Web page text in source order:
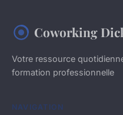
Coworking
Votre ressource
formation professionnelle
NAVIGATION